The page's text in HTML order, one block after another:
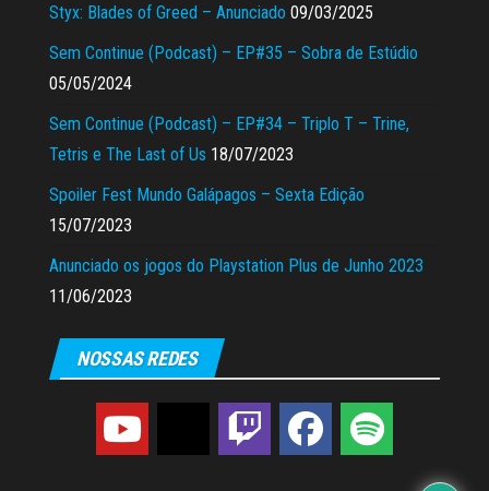
Styx: Blades of Greed – Anunciado 09/03/2025
Sem Continue (Podcast) – EP#35 – Sobra de Estúdio
05/05/2024
Sem Continue (Podcast) – EP#34 – Triplo T – Trine,
Tetris e The Last of Us 18/07/2023
Spoiler Fest Mundo Galápagos – Sexta Edição
15/07/2023
Anunciado os jogos do Playstation Plus de Junho 2023
11/06/2023
NOSSAS REDES